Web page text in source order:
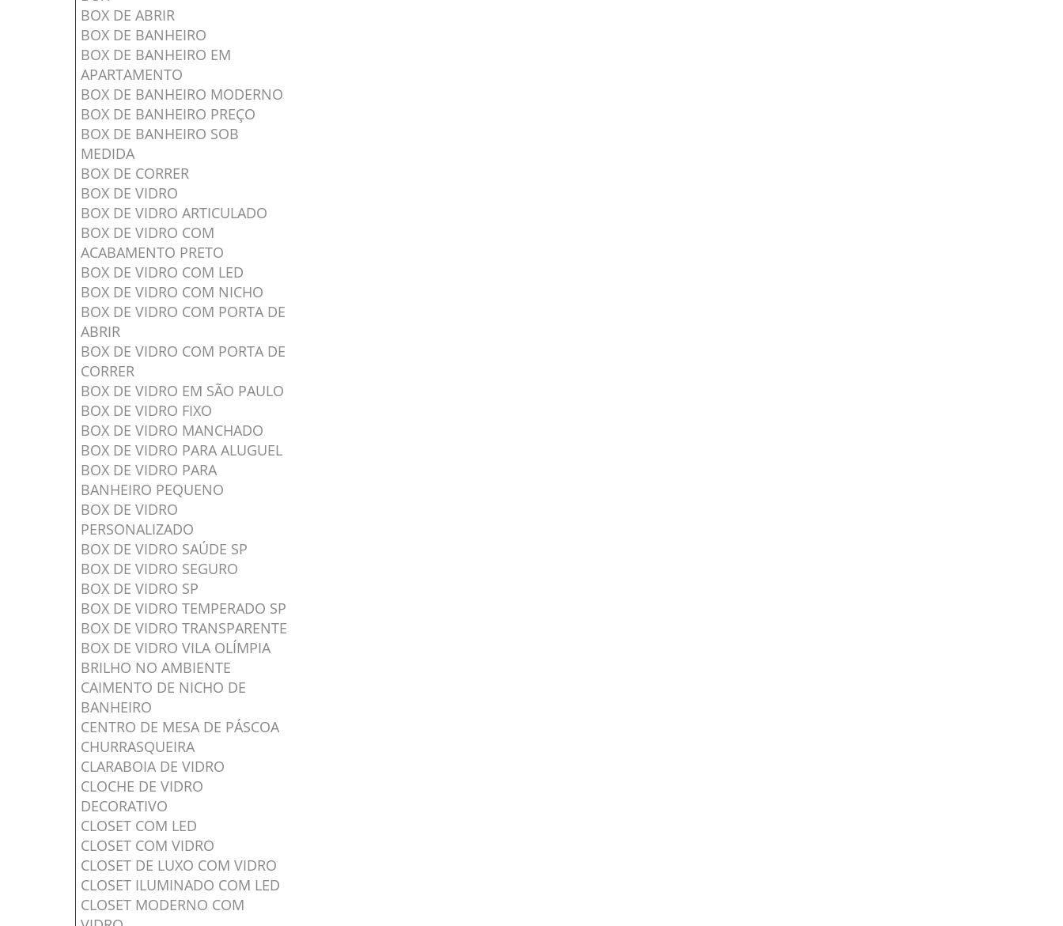
BOX DE ABRIR
BOX DE BANHEIRO
BOX DE BANHEIRO EM
APARTAMENTO
BOX DE BANHEIRO MODERNO
BOX DE BANHEIRO PREÇO
BOX DE BANHEIRO SOB
MEDIDA
BOX DE CORRER
BOX DE VIDRO
BOX DE VIDRO ARTICULADO
BOX DE VIDRO COM
ACABAMENTO PRETO
BOX DE VIDRO COM LED
BOX DE VIDRO COM NICHO
BOX DE VIDRO COM PORTA DE
ABRIR
BOX DE VIDRO COM PORTA DE
CORRER
BOX DE VIDRO EM SÃO PAULO
BOX DE VIDRO FIXO
BOX DE VIDRO MANCHADO
BOX DE VIDRO PARA ALUGUEL
BOX DE VIDRO PARA
BANHEIRO PEQUENO
BOX DE VIDRO
PERSONALIZADO
BOX DE VIDRO SAÚDE SP
BOX DE VIDRO SEGURO
BOX DE VIDRO SP
BOX DE VIDRO TEMPERADO SP
BOX DE VIDRO TRANSPARENTE
BOX DE VIDRO VILA OLÍMPIA
BRILHO NO AMBIENTE
CAIMENTO DE NICHO DE
BANHEIRO
CENTRO DE MESA DE PÁSCOA
CHURRASQUEIRA
CLARABOIA DE VIDRO
CLOCHE DE VIDRO
DECORATIVO
CLOSET COM LED
CLOSET COM VIDRO
CLOSET DE LUXO COM VIDRO
CLOSET ILUMINADO COM LED
CLOSET MODERNO COM